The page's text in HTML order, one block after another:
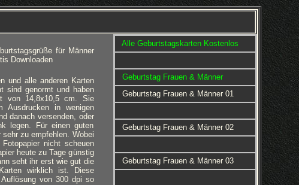
für Männer
Downloaden
und alle anderen Karten
sind genormt und haben
von 14,8x10,5 cm. Sie
Ausdrucken in wenigen
danach versenden, oder
legen. Für einen guten
zu empfehlen. Wobei
nicht scheuen
heute zu Tage günstig
seht ihr erst wie gut die
wirklich ist. Diese
von 300 dpi so
Alle Geburtstagskarten Kostenlos
Geburtstag Frauen & Männer
Geburtstag Frauen & Männer 01
Geburtstag Frauen & Männer 02
Geburtstag Frauen & Männer 03